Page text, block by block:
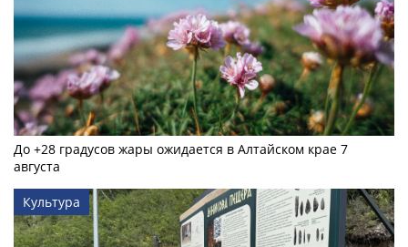
До +28 градусов жары ожидается в Алтайском крае 7
августа
Культура